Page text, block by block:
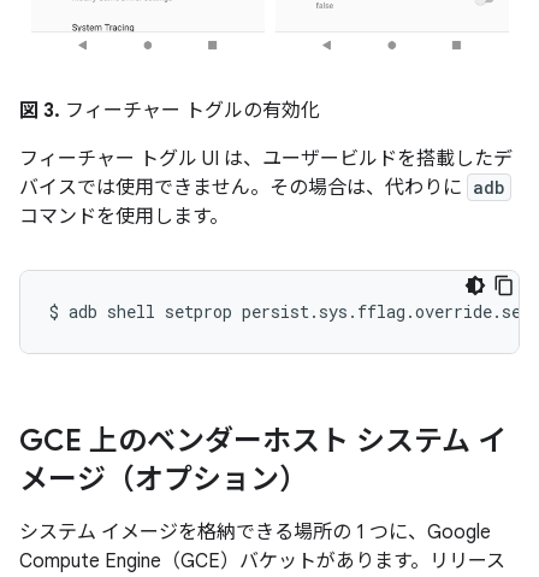
図 3. フィーチャー トグルの有効化
フィーチャー トグル UI は、ユーザービルドを搭載したデ
バイスでは使用できません。その場合は、代わりに adb
コマンドを使用します。
$ adb shell setprop
GCE 上のベンダーホスト システム イ
メージ（オプション）
システム イメージを格納できる場所の 1 つに、Google
Compute Engine（GCE）バケットがあります。リリース